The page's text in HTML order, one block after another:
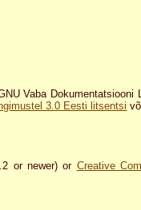
Vaba Dokumentatsiooni
3.0 Eesti litsentsi
or newer) or Creative